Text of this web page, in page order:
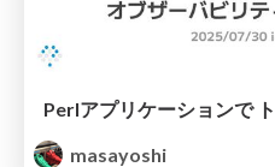
masayoshi